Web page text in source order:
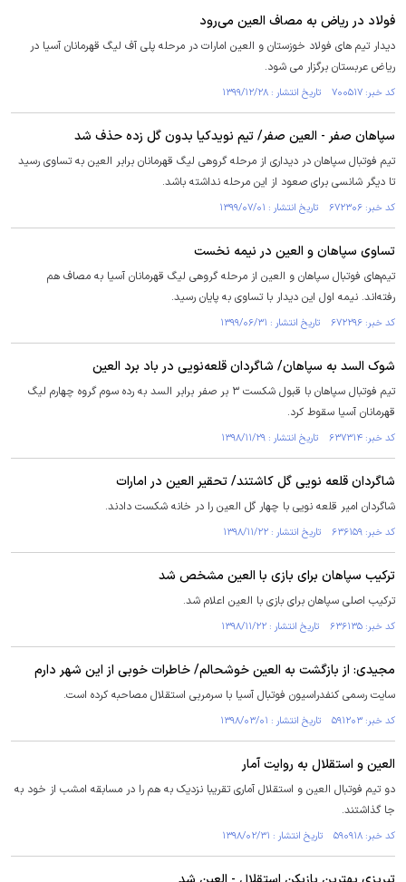
فولاد در ریاض به مصاف العین می‌رود
دیدار تیم های فولاد خوزستان و العین امارات در مرحله پلی آف لیگ قهرمانان آسیا در
ریاض عربستان برگزار می شود.
کد خبر: ۷۰۰۵۱۷ تاریخ انتشار : ۱۳۹۹/۱۲/۲۸
سپاهان صفر - العین صفر/ تیم نویدکیا بدون گل زده حذف شد
تیم فوتبال سپاهان در دیداری از مرحله گروهی لیگ قهرمانان برابر العین به تساوی رسید
تا دیگر شانسی برای صعود از این مرحله نداشته باشد.
کد خبر: ۶۷۲۳۰۶ تاریخ انتشار : ۱۳۹۹/۰۷/۰۱
تساوی سپاهان و العین در نیمه نخست
تیم‌های فوتبال سپاهان و العین از مرحله گروهی لیگ قهرمانان آسیا به مصاف هم
رفته‌اند. نیمه اول این دیدار با تساوی به پایان رسید.
کد خبر: ۶۷۲۲۹۶ تاریخ انتشار : ۱۳۹۹/۰۶/۳۱
شوک السد به سپاهان/ شاگردان قلعه‌نویی در باد برد العین
تیم فوتبال سپاهان با قبول شکست ۳ بر صفر برابر السد به رده سوم گروه چهارم لیگ
قهرمانان آسیا سقوط کرد.
کد خبر: ۶۳۷۳۱۴ تاریخ انتشار : ۱۳۹۸/۱۱/۲۹
شاگردان قلعه نویی گل کاشتند/ تحقیر العین در امارات
شاگردان امیر قلعه نویی با چهار گل العین را در خانه شکست دادند.
کد خبر: ۶۳۶۱۵۹ تاریخ انتشار : ۱۳۹۸/۱۱/۲۲
ترکیب سپاهان برای بازی با العین مشخص شد
ترکیب اصلی سپاهان برای بازی با العین اعلام شد.
کد خبر: ۶۳۶۱۳۵ تاریخ انتشار : ۱۳۹۸/۱۱/۲۲
مجیدی: از بازگشت به العین خوشحالم/ خاطرات خوبی از این شهر دارم
سایت رسمی کنفدراسیون فوتبال آسیا با سرمربی استقلال مصاحبه کرده است.
کد خبر: ۵۹۱۲۰۳ تاریخ انتشار : ۱۳۹۸/۰۳/۰۱
العین و استقلال به روایت آمار
دو تیم فوتبال العین و استقلال آماری تقریبا نزدیک به هم را در مسابقه امشب از خود به
جا گذاشتند.
کد خبر: ۵۹۰۹۱۸ تاریخ انتشار : ۱۳۹۸/۰۲/۳۱